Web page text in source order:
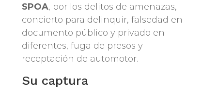
SPOA, por los delitos de amenazas,
concierto para delinquir, falsedad en
documento público y privado en
diferentes, fuga de presos y
receptación de automotor.
Su captura